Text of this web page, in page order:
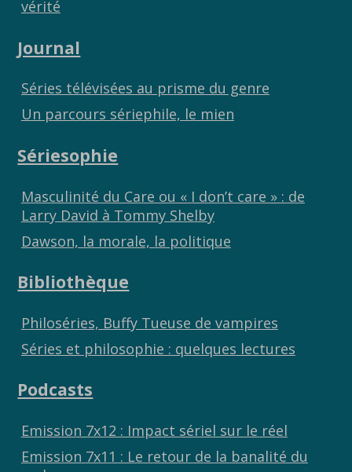
vérité
Journal
Séries télévisées au prisme du genre
Un parcours sériephile, le mien
Sériesophie
Masculinité du Care ou « I don’t care » : de
Larry David à Tommy Shelby
Dawson, la morale, la politique
Bibliothèque
Philoséries, Buffy Tueuse de vampires
Séries et philosophie : quelques lectures
Podcasts
Emission 7x12 : Impact sériel sur le réel
Emission 7x11 : Le retour de la banalité du